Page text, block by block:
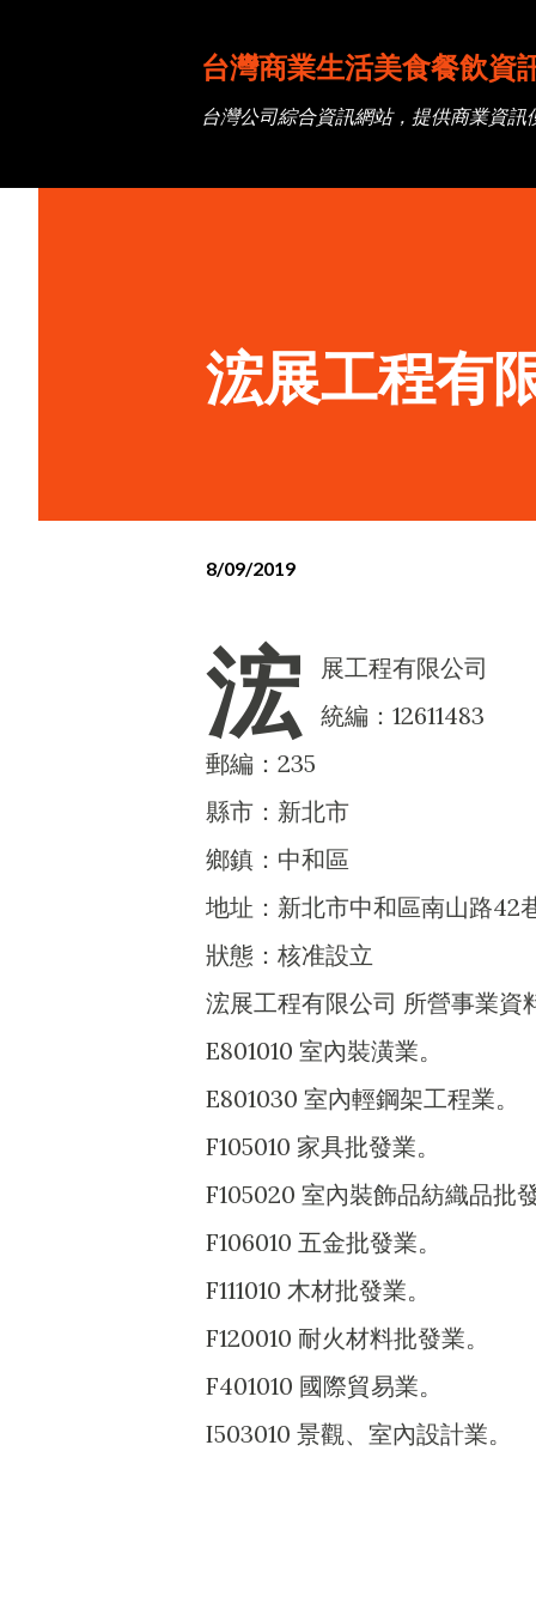
台灣商業生活美食餐飲資
台灣公司綜合資訊網站，提供商業資訊
浤展工程有
8/09/2019
浤
展工程有限公司
統編：12611483
郵編：235
縣市：新北市
鄉鎮：中和區
地址：新北市中和區南山路42
狀態：核准設立
浤展工程有限公司 所營事業資
E801010 室內裝潢業。
E801030 室內輕鋼架工程業。
F105010 家具批發業。
F105020 室內裝飾品紡織品批發
F106010 五金批發業。
F111010 木材批發業。
F120010 耐火材料批發業。
F401010 國際貿易業。
I503010 景觀、室內設計業。